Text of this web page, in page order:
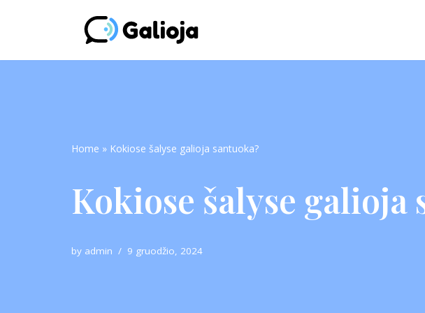
Home » Kokiose šalyse galioja santuoka?
Kokiose šalyse galioja
by admin 9 gruodžio, 2024